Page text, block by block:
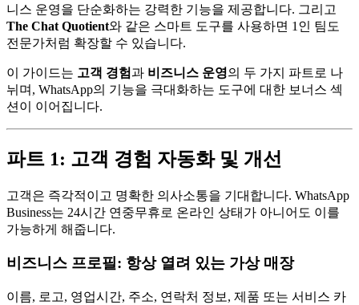
니스 운영을 단순화하는 강력한 기능을 제공합니다. 그리고
The Chat Quotient와 같은 스마트 도구를 사용하면 1인 팀도
전문가처럼 확장할 수 있습니다.
이 가이드는 고객 경험과 비즈니스 운영의 두 가지 파트로 나
뉘며, WhatsApp의 기능을 극대화하는 도구에 대한 보너스 섹
션이 이어집니다.
파트 1: 고객 경험 자동화 및 개선
고객은 즉각적이고 명확한 의사소통을 기대합니다. WhatsApp
Business는 24시간 연중무휴로 온라인 상태가 아니어도 이를
가능하게 해줍니다.
비즈니스 프로필: 항상 열려 있는 가상 매장
이름, 로고, 영업시간, 주소, 연락처 정보, 제품 또는 서비스 카